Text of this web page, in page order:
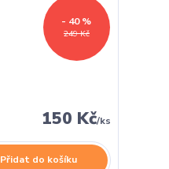
249 Kč
- 40 %
150 Kč/ks
Přidat do košíku